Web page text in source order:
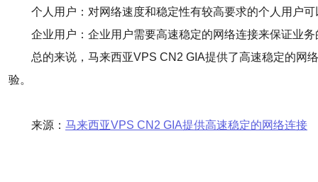
个人用户：对网络速度和稳定性有较高要求的个人用户
企业用户：企业用户需要高速稳定的网络连接来保证业
总的来说，马来西亚VPS CN2 GIA提供了高速稳定的网
验。
来源： 马来西亚VPS CN2 GIA提供高速稳定的网络连接